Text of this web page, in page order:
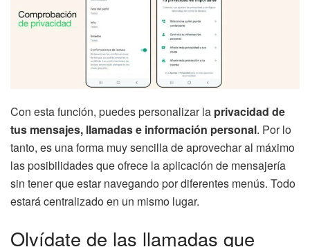
Con esta función, puedes personalizar la privacidad de
tus mensajes, llamadas e información personal. Por lo
tanto, es una forma muy sencilla de aprovechar al máximo
las posibilidades que ofrece la aplicación de mensajería
sin tener que estar navegando por diferentes menús. Todo
estará centralizado en un mismo lugar.
Olvídate de las llamadas que